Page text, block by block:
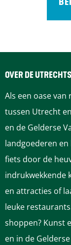
OVER DE
Als een oase
tussen Utrecht
en de Gelderse
landgoederen
fiets door de
indrukwekkende
en attracties of
leuke
shoppen? Kunst
en in de